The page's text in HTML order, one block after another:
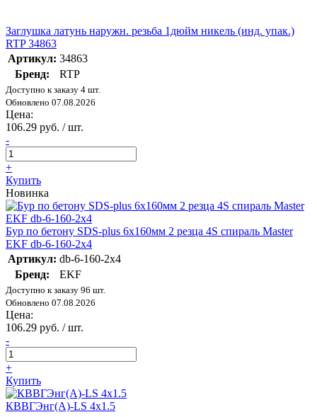
Заглушка латунь наружн. резьба 1дюйм никель (инд. упак.)
RTP 34863
Артикул: 34863
Бренд:
RTP
Доступно к заказу 4 шт.
Обновлено 07.08.2026
Цена:
106.29 руб. / шт.
-
+
Купить
Новинка
Бур по бетону SDS-plus 6х160мм 2 резца 4S спираль Master
EKF db-6-160-2x4
Артикул: db-6-160-2x4
Бренд:
EKF
Доступно к заказу 96 шт.
Обновлено 07.08.2026
Цена:
106.29 руб. / шт.
-
+
Купить
КВВГЭнг(А)-LS 4х1.5